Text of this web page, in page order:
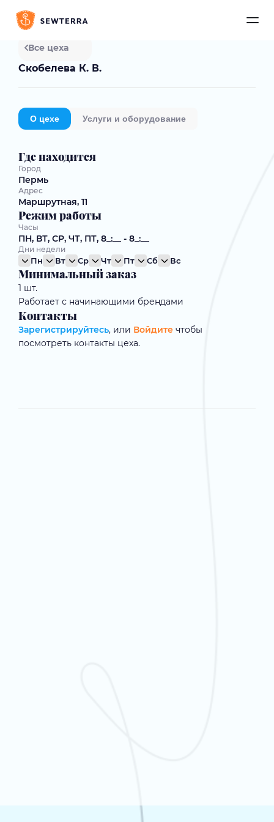
Все цеха
Скобелева К. В.
О цехе Услуги и оборудование
Где находится
Город
Пермь
Адрес
Маршрутная, 11
Режим работы
Часы
ПН, ВТ, СР, ЧТ, ПТ, 8_:__ - 8_:__
Дни недели
Пн Вт Ср Чт Пт Сб Вс
Минимальный заказ
1 шт.
Работает с начинающими брендами
Контакты
Зарегистрируйтесь, или Войдите чтобы
посмотреть контакты цеха.